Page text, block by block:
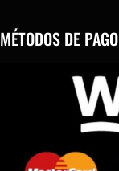
MÉTODOS DE PAGO